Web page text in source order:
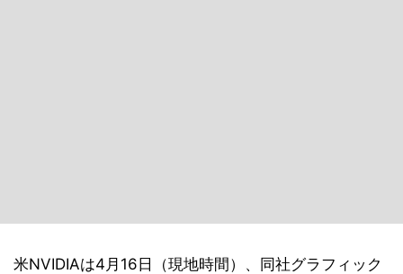
米NVIDIAは4月16日（現地時間）、同社グラフィック